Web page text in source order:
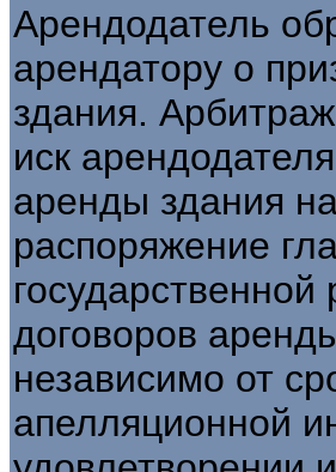
Арендодатель
арендатору о
здания.
иск
аренды здания
распоряжение
договоров
независимо от
апелляционной